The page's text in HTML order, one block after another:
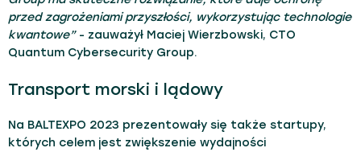
przed zagrożeniami przyszłości, wykorzystując technologie
kwantowe”- zauważył Maciej Wierzbowski, CTO
Quantum Cybersecurity Group.
Transport morski i lądowy
Na BALTEXPO 2023 prezentowały się także startupy,
których celem jest zwiększenie wydajności